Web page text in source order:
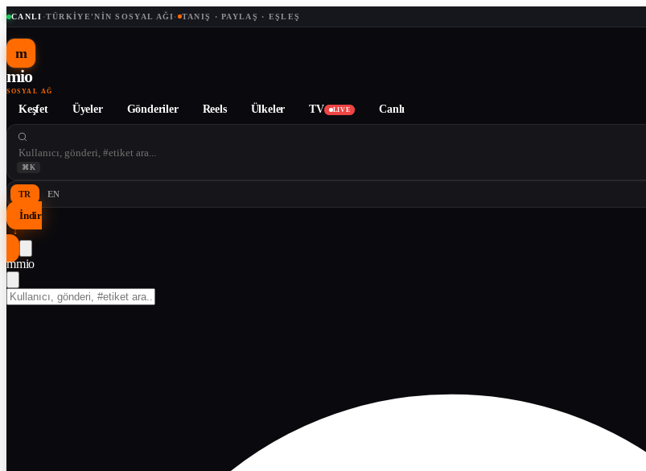
CANLI ·TÜRKIYE'NIN SOSYAL AĞI· TANIŞ · PAYLAŞ · EŞLEŞ
m
mio
SOSYAL AĞ
Keşfet Üyeler Gönderiler Reels Ülkeler TV LIVE Canlı
⌘K
TR EN
İndir
↓
mmio